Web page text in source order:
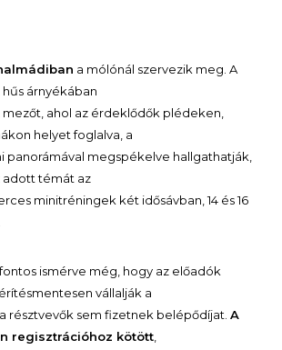
a mólónál szervezik meg. A
árnyékában
ahol az érdeklődők plédeken,
helyet foglalva, a
panorámával megspékelve hallgathatják,
adott témát az
minitréningek két idősávban, 14 és 16
ismérve még, hogy az előadók
vállalják a
résztvevők sem fizetnek belépődíjat. A
regisztrációhoz kötött,